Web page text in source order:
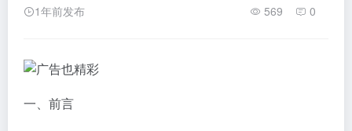
1年前发布 569 0
一、前言